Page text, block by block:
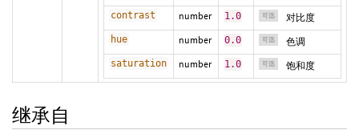
contrast number 1.0 可选 对比度
hue number 0.0 可选 色调
saturation number 1.0 可选 饱和度
继承自